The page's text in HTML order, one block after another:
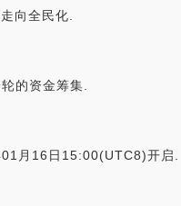
向全民化.
的资金筹集.
月16日15:00(UTC8)开启.